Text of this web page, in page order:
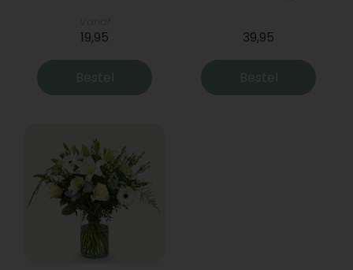
19,95
Bestel
39,95
Bestel